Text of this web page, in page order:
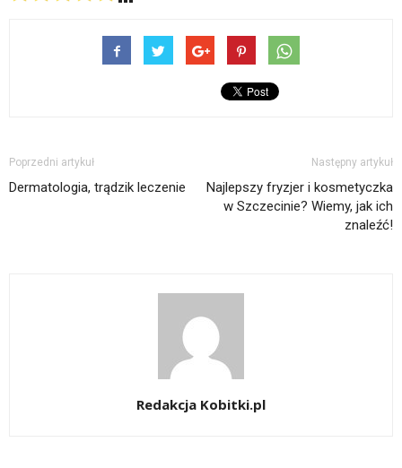
Poprzedni artykuł
Dermatologia, trądzik leczenie
Następny artykuł
Najlepszy fryzjer i kosmetyczka
w Szczecinie? Wiemy, jak ich
znaleźć!
Redakcja Kobitki.pl